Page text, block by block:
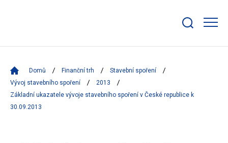
bar
Domů Finanční trh
Stavební spoření
Vývoj stavebního spoření
2013
Základní ukazatele vývoje stavebního spoření v České republice k
30.09.2013